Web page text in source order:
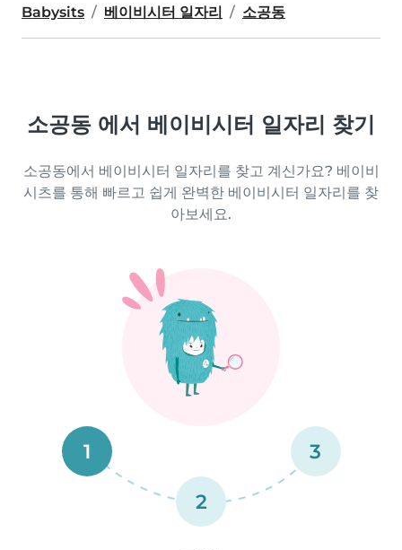
Babysits 베이비시터 일자리 소공동
소공동 에서 베이비시터 일자리 찾기
소공동에서 베이비시터 일자리를 찾고 계신가요? 베이비
시츠를 통해 빠르고 쉽게 완벽한 베이비시터 일자리를 찾
아보세요.
1
2
3